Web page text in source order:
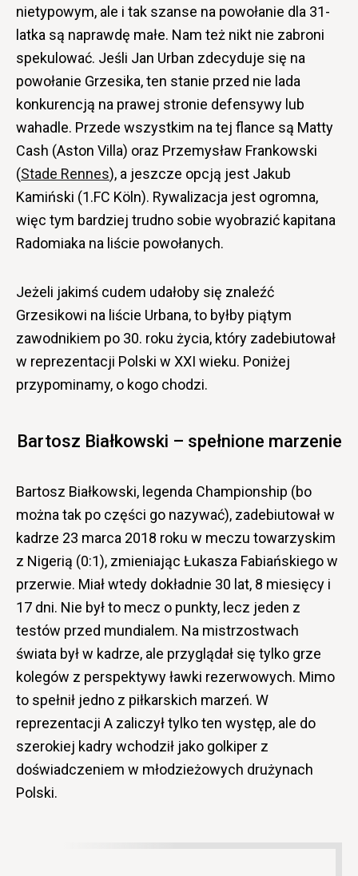
nietypowym, ale i tak szanse na powołanie dla 31-
latka są naprawdę małe. Nam też nikt nie zabroni
spekulować. Jeśli Jan Urban zdecyduje się na
powołanie Grzesika, ten stanie przed nie lada
konkurencją na prawej stronie defensywy lub
wahadle. Przede wszystkim na tej flance są Matty
Cash (Aston Villa) oraz Przemysław Frankowski
(Stade Rennes), a jeszcze opcją jest Jakub
Kamiński (1.FC Köln). Rywalizacja jest ogromna,
więc tym bardziej trudno sobie wyobrazić kapitana
Radomiaka na liście powołanych.
Jeżeli jakimś cudem udałoby się znaleźć
Grzesikowi na liście Urbana, to byłby piątym
zawodnikiem po 30. roku życia, który zadebiutował
w reprezentacji Polski w XXI wieku. Poniżej
przypominamy, o kogo chodzi.
Bartosz Białkowski – spełnione marzenie
Bartosz Białkowski, legenda Championship (bo
można tak po części go nazywać), zadebiutował w
kadrze 23 marca 2018 roku w meczu towarzyskim
z Nigerią (0:1), zmieniając Łukasza Fabiańskiego w
przerwie. Miał wtedy dokładnie 30 lat, 8 miesięcy i
17 dni. Nie był to mecz o punkty, lecz jeden z
testów przed mundialem. Na mistrzostwach
świata był w kadrze, ale przyglądał się tylko grze
kolegów z perspektywy ławki rezerwowych. Mimo
to spełnił jedno z piłkarskich marzeń. W
reprezentacji A zaliczył tylko ten występ, ale do
szerokiej kadry wchodził jako golkiper z
doświadczeniem w młodzieżowych drużynach
Polski.